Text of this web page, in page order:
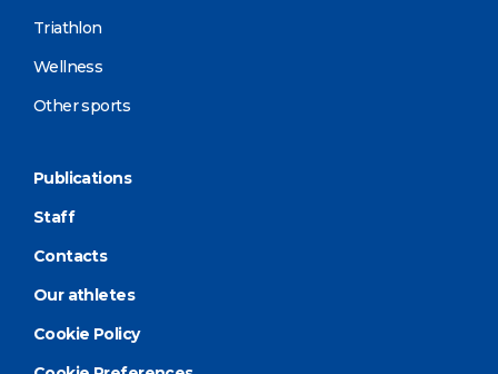
Triathlon
Wellness
Other sports
Publications
Staff
Contacts
Our athletes
Cookie Policy